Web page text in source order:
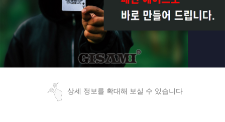
상세 정보를 확대해 보실 수 있습니다